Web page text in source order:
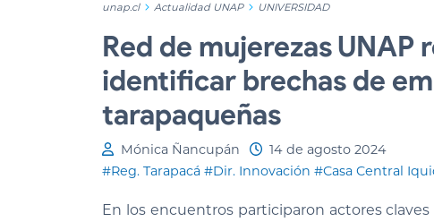
unap.cl Actualidad UNAP UNIVERSIDAD
Red de mujerezas UNAP
identificar brechas de
tarapaqueñas
Mónica Ñancupán
14 de agosto 2024
#Reg. Tarapacá #Dir. Innovación #Casa Central
En los encuentros participaron actores